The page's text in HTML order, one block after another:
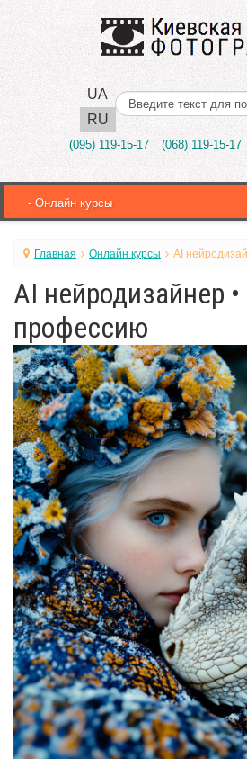
UA
RU
Поиск..
(095) 119-15-17 (068) 119-15-17
Главная Онлайн курсы AI
AI нейродизайнер
профессию